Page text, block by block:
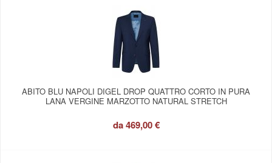
ABITO BLU NAPOLI DIGEL DROP QUATTRO CORTO IN PURA
LANA VERGINE MARZOTTO NATURAL STRETCH
da469,00 €